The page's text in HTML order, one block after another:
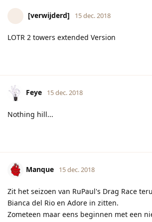
[verwijderd] 15 dec. 2018
LOTR 2 towers extended Version
Feye 15 dec. 2018
Nothing hill...
Manque 15 dec. 2018
Zit het seizoen van RuPaul's Drag Race
Bianca del Rio en Adore in zitten.
Zometeen maar eens beginnen met een